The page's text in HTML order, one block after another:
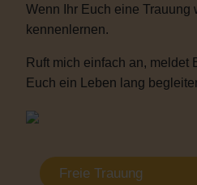
Freie Trauung
Wenn Ihr Euch eine Trauung
kennenlernen.
Ruft mich einfach an, meldet
Euch ein Leben lang